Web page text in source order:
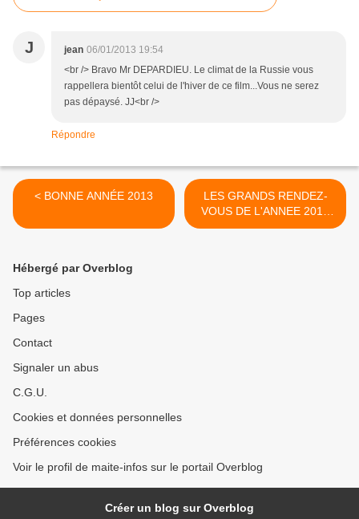
J jean 06/01/2013 19:54
<br /> Bravo Mr DEPARDIEU. Le climat de la Russie vous
rappellera bientôt celui de l'hiver de ce film...Vous ne serez
pas dépaysé. JJ<br />
Répondre
< BONNE ANNÉE 2013
LES GRANDS RENDEZ-
VOUS DE L'ANNEE 2013
EN HAUTE-GARONNE >
Hébergé par Overblog
Top articles
Pages
Contact
Signaler un abus
C.G.U.
Cookies et données personnelles
Préférences cookies
Voir le profil de maite-infos sur le portail Overblog
Créer un blog sur Overblog